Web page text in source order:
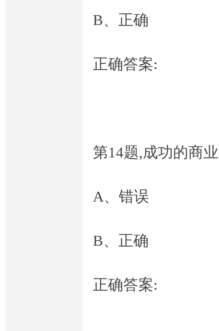
B、正确
正确答案:
第14题,成功的商
A、错误
B、正确
正确答案: